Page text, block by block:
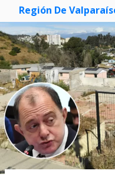
Región De